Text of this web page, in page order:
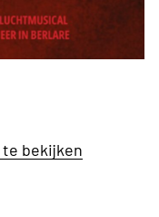
te bekijken